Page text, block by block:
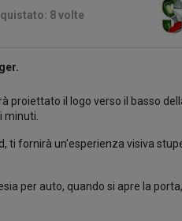
8 volte
proiettato il logo verso il basso
minuti.
ti fornirà un'esperienza visiva
per auto, quando si apre la